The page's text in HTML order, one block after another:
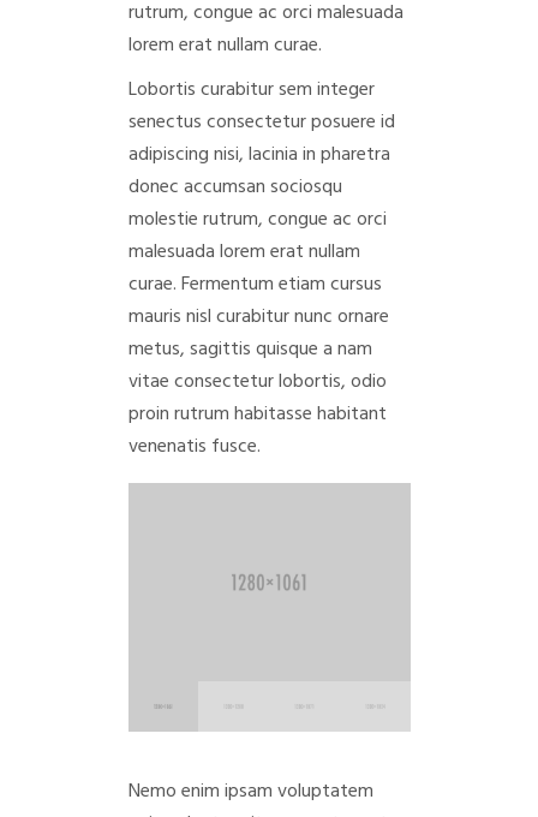
rutrum, congue ac orci malesuada
lorem erat nullam curae.
Lobortis curabitur sem integer
senectus consectetur posuere id
adipiscing nisi, lacinia in pharetra
donec accumsan sociosqu
molestie rutrum, congue ac orci
malesuada lorem erat nullam
curae. Fermentum etiam cursus
mauris nisl curabitur nunc ornare
metus, sagittis quisque a nam
vitae consectetur lobortis, odio
proin rutrum habitasse habitant
venenatis fusce.
Nemo enim ipsam voluptatem